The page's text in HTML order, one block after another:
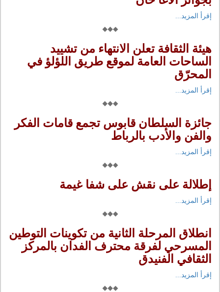
إقرأ المزيد...
هيئة الثقافة تعلن الانتهاء من تشييد
الساحات العامة لموقع طريق اللؤلؤ في
المحرّق
إقرأ المزيد...
جائزة السلطان قابوس تجمع قامات الفكر
والفن والأدب بالرباط
إقرأ المزيد...
إطلالة على نقش على شفا غيمة
إقرأ المزيد...
انطلاق المرحلة الثانية من تكوينات التوطين
المسرحي لفرقة محترف الفدان بالمركز
الثقافي الفنيدق
إقرأ المزيد...